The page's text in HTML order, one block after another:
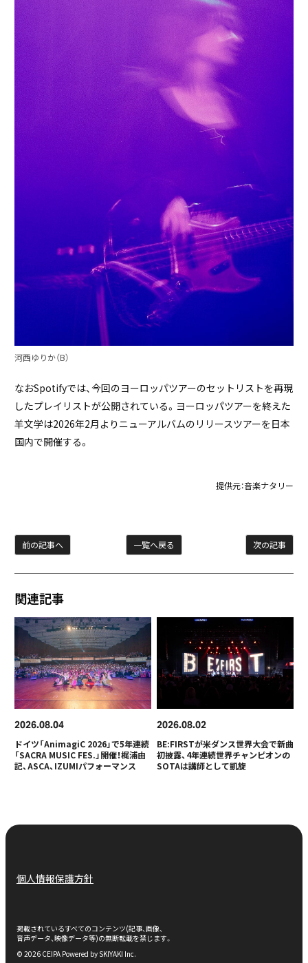
河西ゆりか（B）
なおSpotifyでは、今回のヨーロッパツアーのセットリストを再現
したプレイリストが公開されている。ヨーロッパツアーを終えた
羊文学は2026年2月よりニューアルバムのリリースツアーを日本
国内で開催する。
提供元：音楽ナタリー
次の記事
一覧へ戻る
前の記事へ
関連記事
2026 08 04
ドイツ「AnimagiC 2026」で5年連続
「SACRA MUSIC FES.」開催！梶浦由
記、ASCA、IZUMIパフォーマンス
2026 08 02
BE:FIRSTが米ダンス世界大会で新曲
初披露、4年連続世界チャンピオンの
SOTAは講師として凱旋
個人情報保護方針
掲載されているすべてのコンテンツ(記事、画像、
音声データ、映像データ等)の無断転載を禁じます。
© 2026 CEIPA Powered by SKIYAKI Inc.